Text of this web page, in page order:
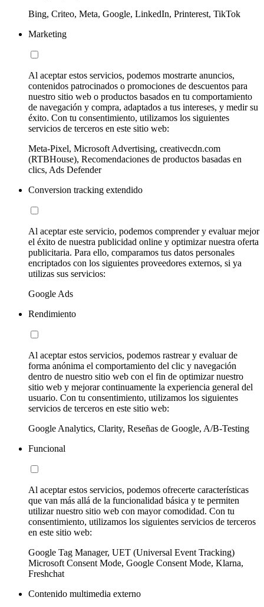
Bing, Criteo, Meta, Google, LinkedIn, Printerest, TikTok
Marketing
Al aceptar estos servicios, podemos mostrarte anuncios,
contenidos patrocinados o promociones de descuentos para
nuestro sitio web o productos basados en tu comportamiento
de navegación y compra, adaptados a tus intereses, y medir su
éxito. Con tu consentimiento, utilizamos los siguientes
servicios de terceros en este sitio web:
Meta-Pixel, Microsoft Advertising, creativecdn.com
(RTBHouse), Recomendaciones de productos basadas en
clics, Ads Defender
Conversion tracking extendido
Al aceptar este servicio, podemos comprender y evaluar mejor
el éxito de nuestra publicidad online y optimizar nuestra oferta
publicitaria. Para ello, comparamos tus datos personales
encriptados con los siguientes proveedores externos, si ya
utilizas sus servicios:
Google Ads
Rendimiento
Al aceptar estos servicios, podemos rastrear y evaluar de
forma anónima el comportamiento del clic y navegación
dentro de nuestro sitio web con el fin de optimizar nuestro
sitio web y mejorar continuamente la experiencia general del
usuario. Con tu consentimiento, utilizamos los siguientes
servicios de terceros en este sitio web:
Google Analytics, Clarity, Reseñas de Google, A/B-Testing
Funcional
Al aceptar estos servicios, podemos ofrecerte características
que van más allá de la funcionalidad básica y te permiten
utilizar nuestro sitio web con mayor comodidad. Con tu
consentimiento, utilizamos los siguientes servicios de terceros
en este sitio web:
Google Tag Manager, UET (Universal Event Tracking)
Microsoft Consent Mode, Google Consent Mode, Klarna,
Freshchat
Contenido multimedia externo